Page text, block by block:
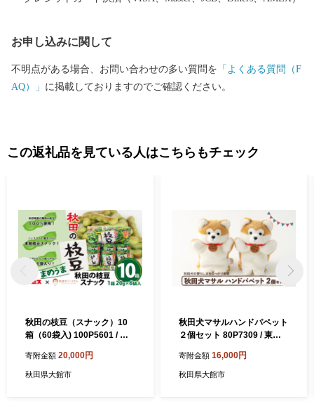
8（いーわっぱ）がテレビで紹介されました。 2022年9月1日
(木)19:30～ / NHK総合 「サラメシ」
お申し込みに関して
不明点がある場合、お問い合わせの多い質問を 「よくある質問（F
AQ）」 に掲載しておりますのでご確認ください。
この返礼品を見ている人はこちらもチェック
秋田の枝豆（スナック）10
箱（60袋入) 100P5601 / 東
豆 豆 えだまめ エダマメ えだ
豆 エダ豆 菓子 お菓子 スナッ
寄附金額 20,000円
秋田県大館市
秋田犬マサルハンドパペット
２個セット 80P7309 / 東北
トワ ハンドパペット 贈り物
贈答用 犬 犬グッズ あきたい
寄附金額 16,000円
秋田県大館市